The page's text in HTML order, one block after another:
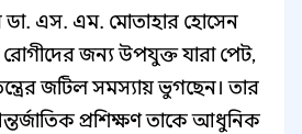
এস. এম. মোতাহার হোসেন
জন্য উপযুক্ত যারা পেট,
জটিল সমস্যায় ভুগছেন। তার
প্রশিক্ষণ তাকে আধুনিক